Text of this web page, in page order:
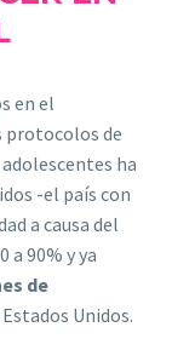
en el
protocolos de
ha
-el país con
a causa del
a 90% y ya
de
Unidos.